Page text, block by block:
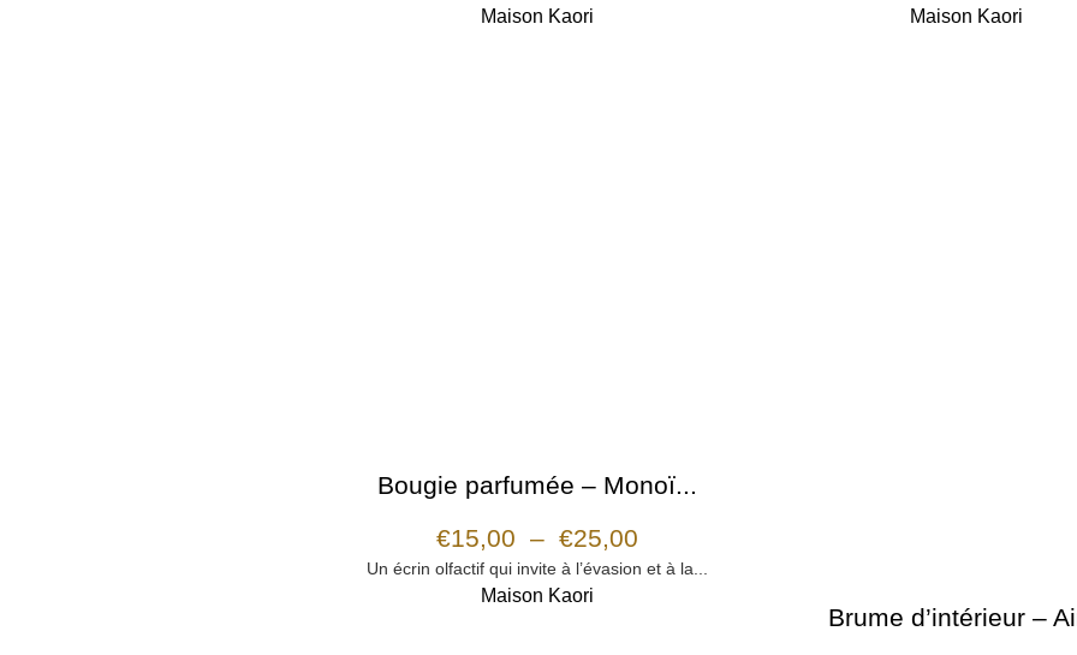
Maison Kaori Maison Kaori
Bougie parfumée – Monoï...
€15,00 – €25,00
Un écrin olfactif qui invite à l’évasion et à la...
Maison Kaori
Brume d’intérieur –